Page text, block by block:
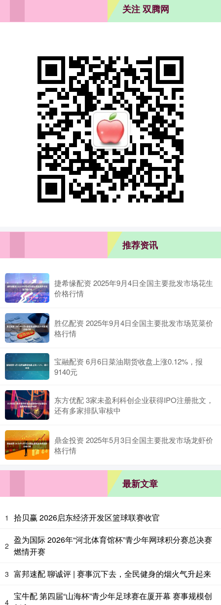
关注 双腾网
推荐资讯
捷希缘配资 2025年9月4日全国主要批发市场花生
价格行情
胜亿配资 2025年9月4日全国主要批发市场苋菜价
格行情
宝融配资 6月6日菜油期货收盘上涨0.12%，报
9140元
东方优配 3家未盈利科创企业获得IPO注册批文，
还有多家排队审核中
鼎金投资 2025年5月3日全国主要批发市场龙虾价
格行情
最新文章
1 拾贝赢 2026启东经济开发区篮球联赛收官
2
盈为国际 2026年“河北体育馆杯”青少年网球积分赛总决赛
燃情开赛
3 富邦速配 聊诚评 | 赛事沉下去，全民健身的烟火气升起来
4
宝牛配 第四届“山海杯”青少年足球赛在厦开幕 赛事规模创